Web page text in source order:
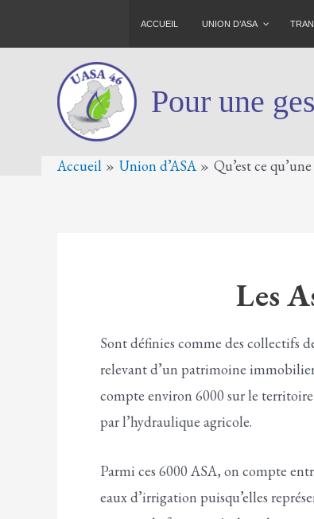
ACCUEIL UNION D’ASA
Pour une
Accueil Union d’ASA Qu’est ce
Les
Sont définies comme des collectifs
relevant d’un patrimoine
compte environ 6000 sur le territoire
par l’hydraulique agricole.
Parmi ces 6000 ASA, on compte
eaux d’irrigation puisqu’elles